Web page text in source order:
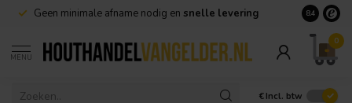
Geen minimale afname nodig en snelle levering Grote
8.4
MENU
0
€ Incl. btw